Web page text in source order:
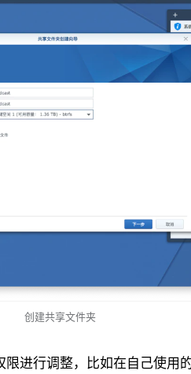
创建共享文件夹
限进行调整，比如在自己使用